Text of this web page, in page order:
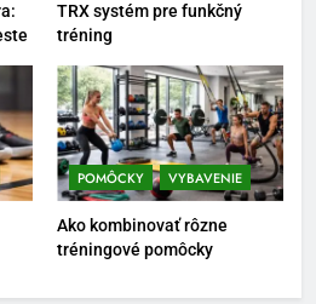
TRX systém pre funkčný
tréning
POMÔCKY VYBAVENIE
Ako kombinovať rôzne
tréningové pomôcky
na dlhé trasy
VYBAVENIE
Adrián dobýva
siete vášňou pre futbal
post – aj vďaka
z Temu